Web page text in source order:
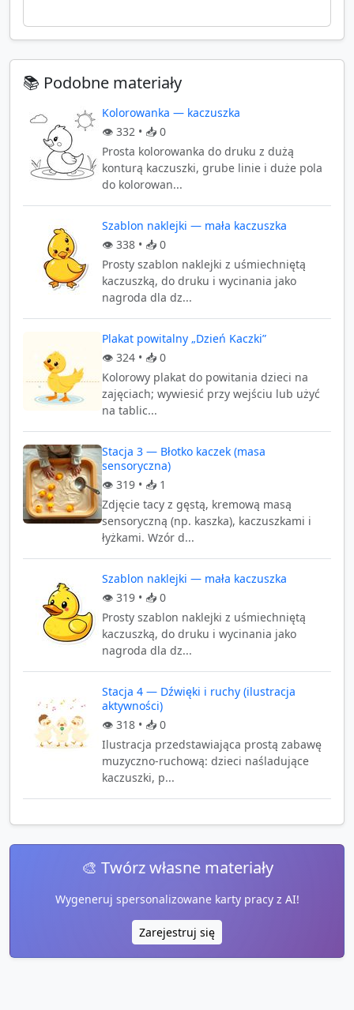
📚 Podobne materiały
Kolorowanka — kaczuszka
👁️ 332 • 📥 0
Prosta kolorowanka do druku z dużą
konturą kaczuszki, grube linie i duże pola
do kolorowan...
Szablon naklejki — mała kaczuszka
👁️ 338 • 📥 0
Prosty szablon naklejki z uśmiechniętą
kaczuszką, do druku i wycinania jako
nagroda dla dz...
Plakat powitalny „Dzień Kaczki”
👁️ 324 • 📥 0
Kolorowy plakat do powitania dzieci na
zajęciach; wywiesić przy wejściu lub użyć
na tablic...
Stacja 3 — Błotko kaczek (masa
sensoryczna)
👁️ 319 • 📥 1
Zdjęcie tacy z gęstą, kremową masą
sensoryczną (np. kaszka), kaczuszkami i
łyżkami. Wzór d...
Szablon naklejki — mała kaczuszka
👁️ 319 • 📥 0
Prosty szablon naklejki z uśmiechniętą
kaczuszką, do druku i wycinania jako
nagroda dla dz...
Stacja 4 — Dźwięki i ruchy (ilustracja
aktywności)
👁️ 318 • 📥 0
Ilustracja przedstawiająca prostą zabawę
muzyczno-ruchową: dzieci naśladujące
kaczuszki, p...
🎨 Twórz własne materiały
Wygeneruj spersonalizowane karty pracy z AI!
Zarejestruj się